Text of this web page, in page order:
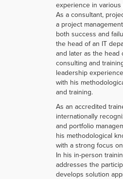
experience in
As a consultant,
a project
both success and
the head of an IT
and later as the head
consulting and
leadership
with his
and training.
As an accredited
internationally
and portfolio
his methodological
with a strong focus
In his in-person
addresses the
develops solution